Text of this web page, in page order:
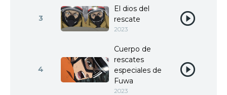
3
El dios del
rescate
2023
4
Cuerpo de
rescates
especiales de
Fuwa
2023